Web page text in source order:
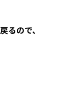
るので、